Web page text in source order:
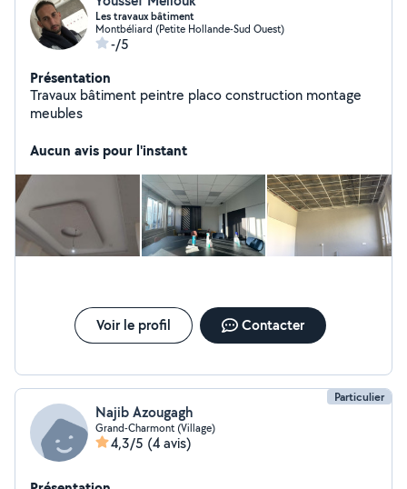
Les travaux bâtiment
Montbéliard (Petite Hollande-Sud Ouest)
-/5
Présentation
Travaux bâtiment peintre placo construction montage
meubles
Aucun avis pour l'instant
Voir le profil Contacter
Particulier
Najib Azougagh
Grand-Charmont (Village)
4,3/5 (4 avis)